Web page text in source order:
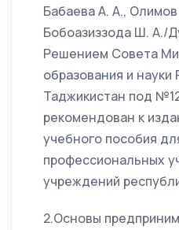
Бабаева А. А.,
Бобоазиззода Ш. А./
Решением Совета
образования и науки
Таджикистан под
рекомендован к
учебного пособия
профессиональных
учреждений
2.Основы